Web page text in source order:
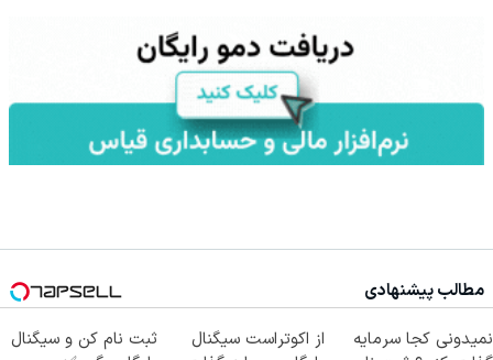
مطالب پیشنهادی
نمیدونی کجا سرمایه
از اکوتراست سیگنال
ثبت نام کن و سیگنال